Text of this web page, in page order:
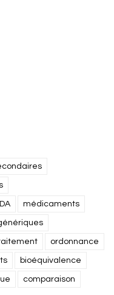
médicaments
ordonnance
bioéquivalence
comparaison